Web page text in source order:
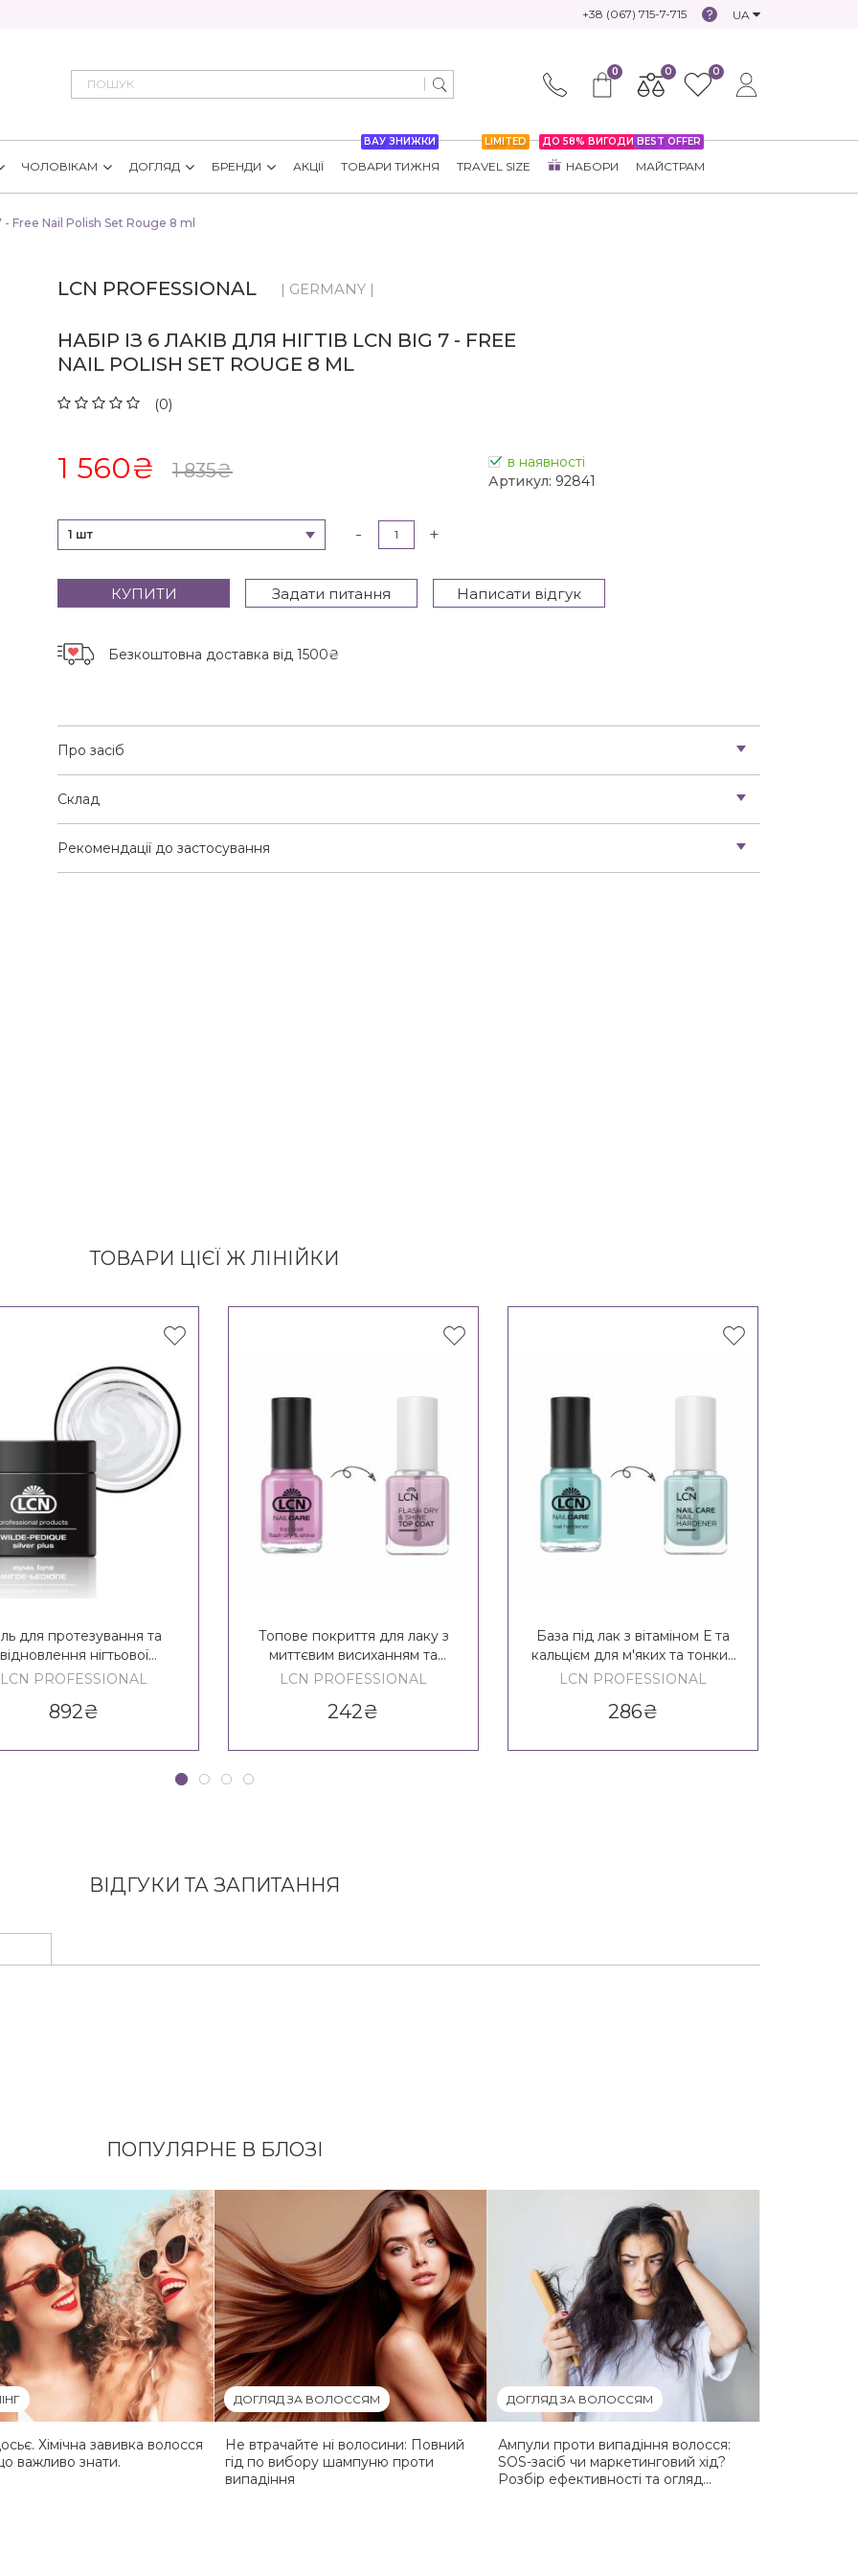
+38 (067) 715-7-715 UA
0 0 0
ЧОЛОВІКАМ ДОГЛЯД БРЕНДИ АКЦІЇ
ВАУ ЗНИЖКИ
ТОВАРИ ТИЖНЯ
LIMITED
TRAVEL SIZE
ДО 58% ВИГОДИ
НАБОРИ
BEST OFFER
МАЙСТРАМ
7 - Free Nail Polish Set Rouge 8 ml
LCN PROFESSIONAL | GERMANY |
НАБІР ІЗ 6 ЛАКІВ ДЛЯ НІГТІВ LCN BIG 7 - FREE
NAIL POLISH SET ROUGE 8 ML
(0)
1 835₴
1 560₴
в наявності
Артикул: 92841
1 шт - +
КУПИТИ Задати питання Написати відгук
Безкоштовна доставка від 1500₴
Про засіб
Склад
Рекомендації до застосування
ТОВАРИ ЦІЄЇ Ж ЛІНІЙКИ
для протезування та
відновлення нігтьової
на ногах зі сріблом
Plus, 5 ml
LCN PROFESSIONAL
892₴
Топове покриття для лаку з
миттєвим висиханням та
глянцем LCN Top Coat Flash
LCN PROFESSIONAL
242₴
База під лак з вітаміном Е та
кальцієм для м'яких та тонких
нігтів LCN Nail Care Nail
LCN PROFESSIONAL
286₴
ВІДГУКИ ТА ЗАПИТАННЯ
ПОПУЛЯРНЕ В БЛОЗІ
Хімічна завивка волосся
важливо знати.
ДОГЛЯД ЗА ВОЛОССЯМ
Не втрачайте ні волосини: Повний
гід по вибору шампуню проти
випадіння
ДОГЛЯД ЗА ВОЛОССЯМ
Ампули проти випадіння волосся:
SOS-засіб чи маркетинговий хід?
Розбір ефективності та огляд